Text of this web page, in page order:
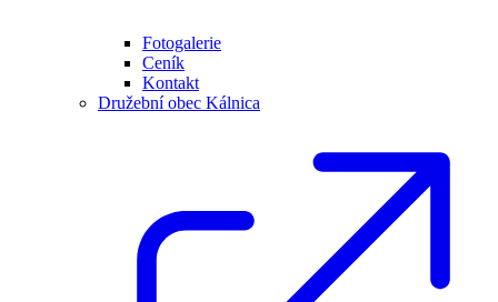
Fotogalerie
Ceník
Kontakt
Družební obec Kálnica